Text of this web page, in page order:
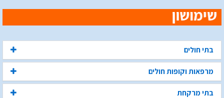
בתי חולים
מרפאות וקופות חולים
בתי מרקחת